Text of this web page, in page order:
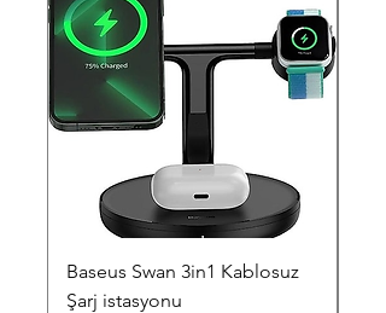
Baseus Swan 3in1 Kablosuz
Şarj istasyonu